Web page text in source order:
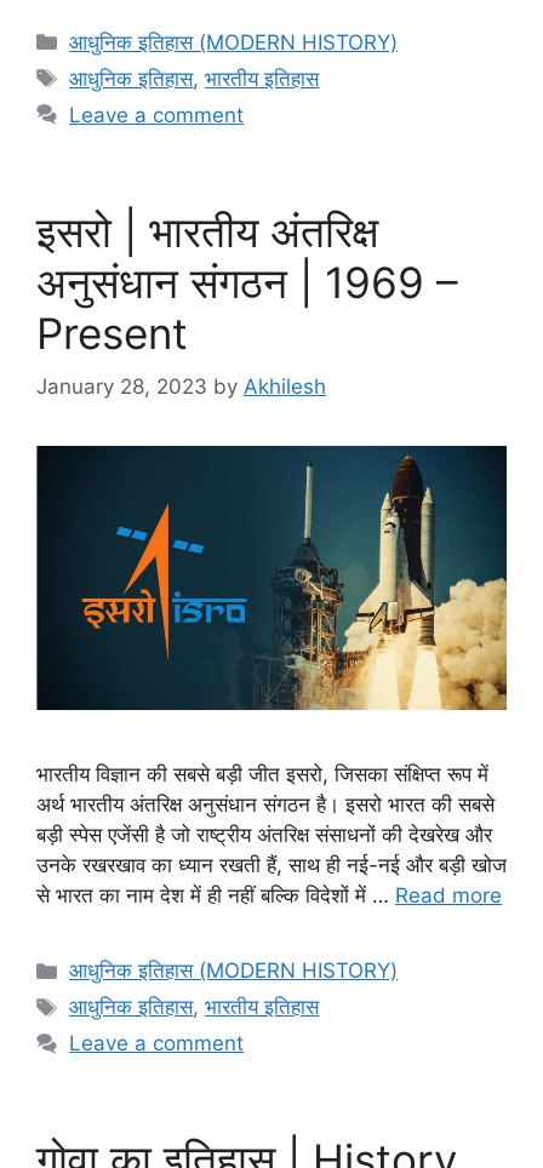
Categories
आधुनिक इतिहास (MODERN HISTORY)
Tags
आधुनिक इतिहास,भारतीय इतिहास
Leave a comment
इसरो | भारतीय अंतरिक्ष
अनुसंधान संगठन | 1969 –
Present
January 28, 2023 by Akhilesh
भारतीय विज्ञान की सबसे बड़ी जीत इसरो, जिसका संक्षिप्त रूप में
अर्थ भारतीय अंतरिक्ष अनुसंधान संगठन है। इसरो भारत की सबसे
बड़ी स्पेस एजेंसी है जो राष्ट्रीय अंतरिक्ष संसाधनों की देखरेख और
उनके रखरखाव का ध्यान रखती हैं, साथ ही नई-नई और बड़ी खोज
से भारत का नाम देश में ही नहीं बल्कि विदेशों में … Read more
Categories
आधुनिक इतिहास (MODERN HISTORY)
Tags
आधुनिक इतिहास,भारतीय इतिहास
Leave a comment